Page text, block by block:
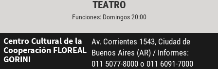
TEATRO
Funciones: Domingos 20:00
Centro Cultural de la
Cooperación FLOREAL
GORINI
Av. Corrientes 1543, Ciudad de
Buenos Aires (AR) / Informes:
011 5077-8000 o 011 6091-7000